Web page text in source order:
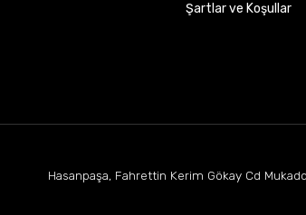
Şartlar ve Koşullar
Hasanpaşa, Fahrettin Kerim Gökay Cd